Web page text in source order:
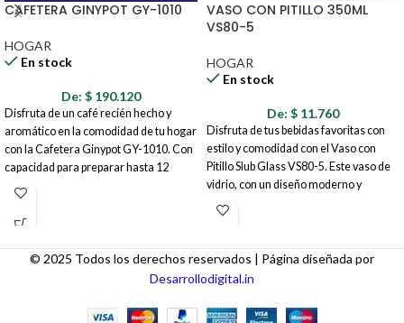
CAFETERA GINYPOT GY-1010
HOGAR
En stock
De: $ 190.120
Disfruta de un café recién hecho y
aromático en la comodidad de tu hogar
con la Cafetera Ginypot GY-1010. Con
capacidad para preparar hasta 12
tazas, esta cafetera es perfecta para
para tener café disponible durante todo
características prácticas te aseguran
una experiencia de preparación
VASO CON PITILLO 350ML
VS80-5
HOGAR
En stock
De: $ 11.760
Disfruta de tus bebidas favoritas con
estilo y comodidad con el Vaso con
Pitillo Slub Glass VS80-5. Este vaso de
vidrio, con un diseño moderno y
minimalista, es perfecto para el uso
ideal para una amplia variedad de
bebidas, desde agua y jugos hasta
© 2025 Todos los derechos reservados | Página diseñada por
Desarrollodigital.in